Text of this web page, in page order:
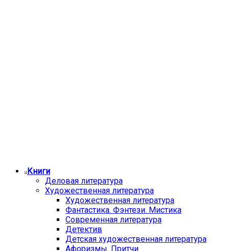
Книги
Деловая литература
Художественная литература
Художественная литература
Фантастика. Фэнтези. Мистика
Современная литература
Детектив
Детская художественная литература
Афоризмы. Притчи